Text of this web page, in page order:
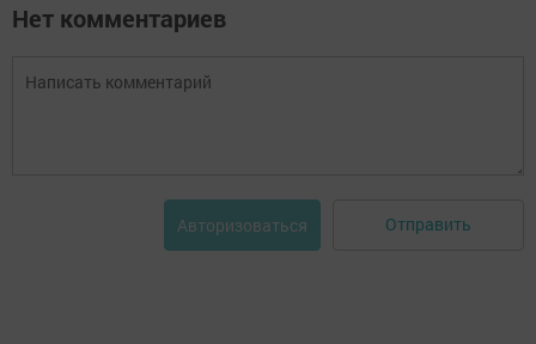
Нет комментариев
Авторизоваться Отправить